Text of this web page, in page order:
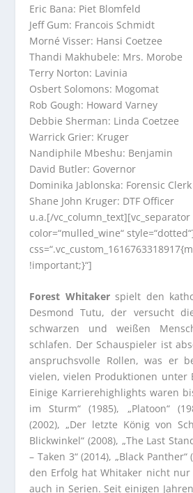
Eric Bana: Piet Blomfeld
Jeff Gum: Francois Schmidt
Morné Visser: Hansi Coetzee
Thandi Makhubele: Mrs. Morobe
Terry Norton: Lavinia
Osbert Solomons: Mogomat
Rob Gough: Howard Varney
Debbie Sherman: Linda Coetzee
Warrick Grier: Kruger
Nandiphile Mbeshu: Benjamin
David Butler: Governor
Dominika Jablonska: Forensic Clerk
Shane John Kruger: DTF Officer
u.a.[/vc_column_text][vc_separator
color=“mulled_wine“
!important;}“]
Forest Whitakerspielt den
Desmond Tutu, der versucht
schwarzen und weißen
schlafen. Der Schauspieler ist
anspruchsvolle Rollen, was er
vielen, vielen Produktionen unter
Einige Karrierehighlights waren
im Sturm“ (1985), „Platoon“
(2002), „Der letzte König von
Blickwinkel“ (2008), „The Last
– Taken 3“ (2014), „Black
den Erfolg hat Whitaker nicht
auch in Serien. Seit einigen